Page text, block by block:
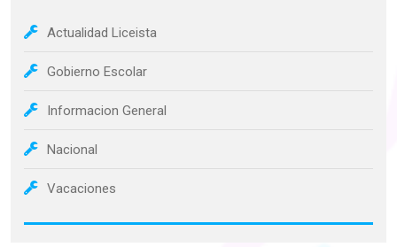
Actualidad Liceista
Gobierno Escolar
Informacion General
Nacional
Vacaciones